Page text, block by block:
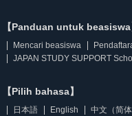
【Panduan untuk beasiswa
Mencari beasiswa
JAPAN STUDY SUPPORT
【Pilih bahasa】
日本語 English 中文（简体